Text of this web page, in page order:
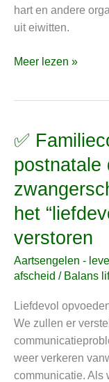
hart en andere
uit eiwitten.
Meer lezen »
✅
postnatale
het
verstoren
Aartsengelen -
afscheid / Balans
Liefdevol
We zullen er
weer verkeren
communicatie. Als
✅
een
postnatale
depressie
of
een
kan
“liefdevol
opvoeden”
flink
verstoren